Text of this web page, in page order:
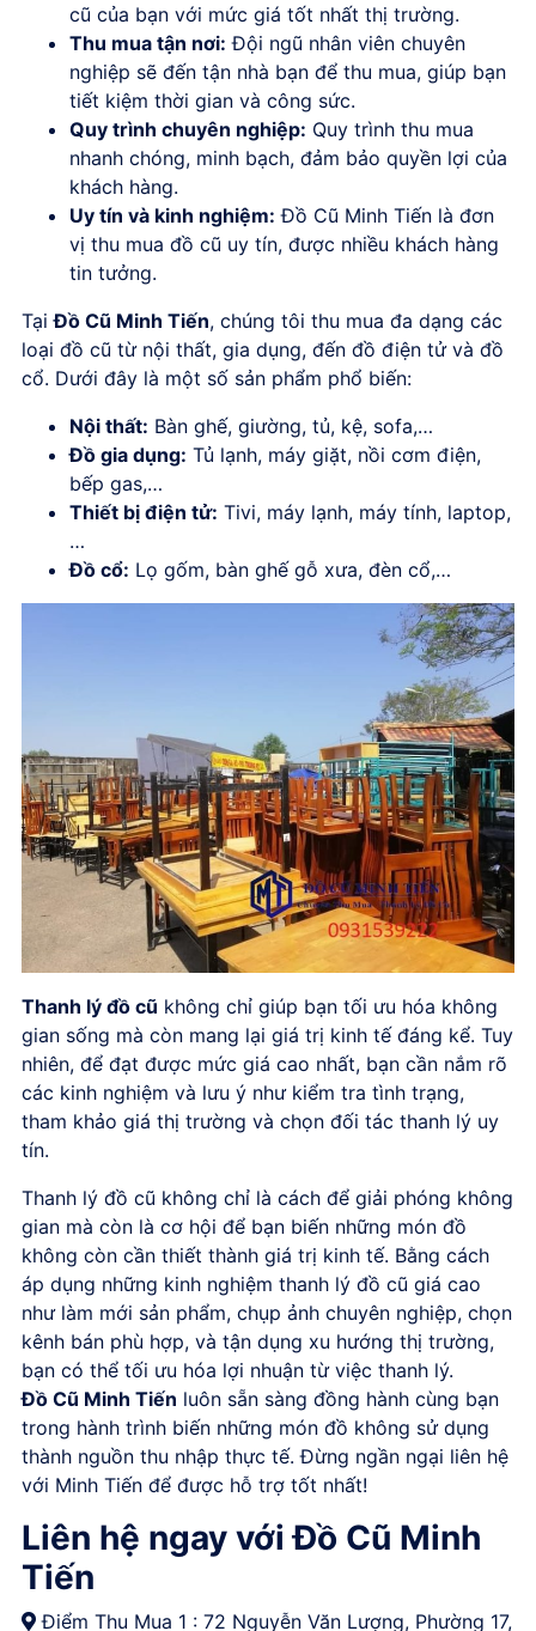
cũ của bạn với mức giá tốt nhất thị trường.
Thu mua tận nơi: Đội ngũ nhân viên chuyên
nghiệp sẽ đến tận nhà bạn để thu mua, giúp bạn
tiết kiệm thời gian và công sức.
Quy trình chuyên nghiệp: Quy trình thu mua
nhanh chóng, minh bạch, đảm bảo quyền lợi của
khách hàng.
Uy tín và kinh nghiệm: Đồ Cũ Minh Tiến là đơn
vị thu mua đồ cũ uy tín, được nhiều khách hàng
tin tưởng.
TạiĐồ Cũ Minh Tiến, chúng tôi thu mua đa dạng các
loại đồ cũ từ nội thất, gia dụng, đến đồ điện tử và đồ
cổ. Dưới đây là một số sản phẩm phổ biến:
Nội thất: Bàn ghế, giường, tủ, kệ, sofa,…
Đồ gia dụng: Tủ lạnh, máy giặt, nồi cơm điện,
bếp gas,…
Thiết bị điện tử: Tivi, máy lạnh, máy tính, laptop,
…
Đồ cổ: Lọ gốm, bàn ghế gỗ xưa, đèn cổ,…
Thanh lý đồ cũ không chỉ giúp bạn tối ưu hóa không
gian sống mà còn mang lại giá trị kinh tế đáng kể. Tuy
nhiên, để đạt được mức giá cao nhất, bạn cần nắm rõ
các kinh nghiệm và lưu ý như kiểm tra tình trạng,
tham khảo giá thị trường và chọn đối tác thanh lý uy
tín.
Thanh lý đồ cũ không chỉ là cách để giải phóng không
gian mà còn là cơ hội để bạn biến những món đồ
không còn cần thiết thành giá trị kinh tế. Bằng cách
áp dụng những kinh nghiệm thanh lý đồ cũ giá cao
như làm mới sản phẩm, chụp ảnh chuyên nghiệp, chọn
kênh bán phù hợp, và tận dụng xu hướng thị trường,
bạn có thể tối ưu hóa lợi nhuận từ việc thanh lý.
Đồ Cũ Minh Tiến luôn sẵn sàng đồng hành cùng bạn
trong hành trình biến những món đồ không sử dụng
thành nguồn thu nhập thực tế. Đừng ngần ngại liên hệ
với Minh Tiến để được hỗ trợ tốt nhất!
Liên hệ ngay với Đồ Cũ Minh
Tiến
Điểm Thu Mua 1 : 72 Nguyễn Văn Lượng, Phường 17,